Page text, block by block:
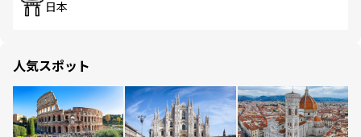
日本
人気スポット